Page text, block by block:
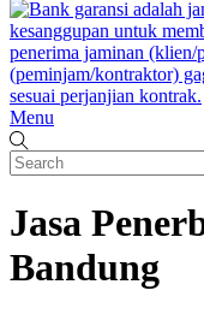
Menu
Jasa
Bandung